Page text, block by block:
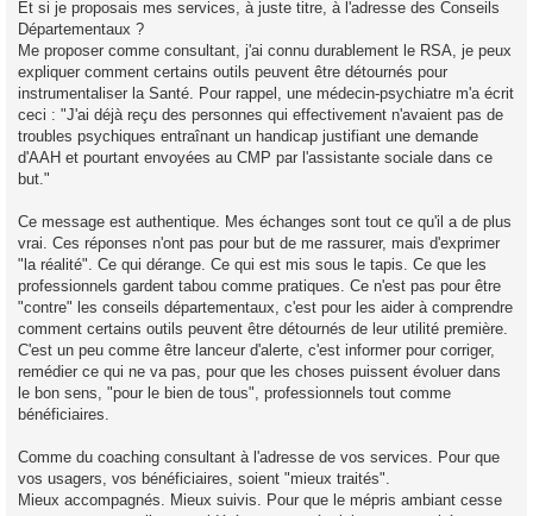
Et si je proposais mes services, à juste titre, à l'adresse des Conseils
Départementaux ?
Me proposer comme consultant, j'ai connu durablement le RSA, je peux
expliquer comment certains outils peuvent être détournés pour
instrumentaliser la Santé. Pour rappel, une médecin-psychiatre m'a écrit
ceci : "J'ai déjà reçu des personnes qui effectivement n'avaient pas de
troubles psychiques entraînant un handicap justifiant une demande
d'AAH et pourtant envoyées au CMP par l'assistante sociale dans ce
but."
Ce message est authentique. Mes échanges sont tout ce qu'il a de plus
vrai. Ces réponses n'ont pas pour but de me rassurer, mais d'exprimer
"la réalité". Ce qui dérange. Ce qui est mis sous le tapis. Ce que les
professionnels gardent tabou comme pratiques. Ce n'est pas pour être
"contre" les conseils départementaux, c'est pour les aider à comprendre
comment certains outils peuvent être détournés de leur utilité première.
C'est un peu comme être lanceur d'alerte, c'est informer pour corriger,
remédier ce qui ne va pas, pour que les choses puissent évoluer dans
le bon sens, "pour le bien de tous", professionnels tout comme
bénéficiaires.
Comme du coaching consultant à l'adresse de vos services. Pour que
vos usagers, vos bénéficiaires, soient "mieux traités".
Mieux accompagnés. Mieux suivis. Pour que le mépris ambiant cesse